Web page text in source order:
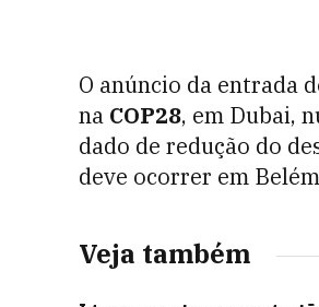
O anúncio da entrada
na COP28, em Dubai,
dado de redução do
deve ocorrer em
Veja também